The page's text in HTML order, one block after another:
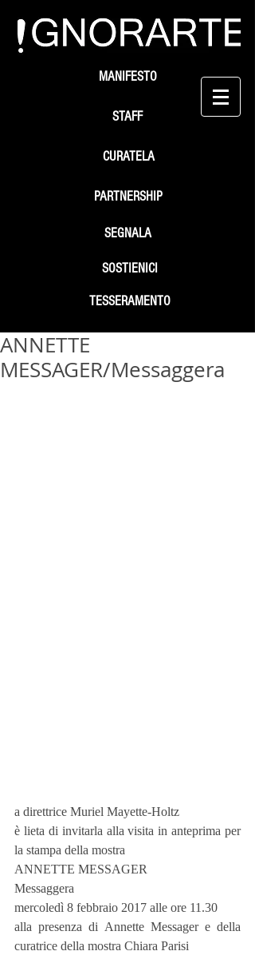
STAFF
SEGNALA
SOSTIENICI
MANIFESTO
PARTNERSHIP
TESSERAMENTO
CURATELA
ANNETTE
MESSAGER/Messaggera
a direttrice Muriel Mayette-Holtz
è lieta di invitarla alla visita in anteprima per
la stampa della mostra
ANNETTE MESSAGER
Messaggera
mercoledì 8 febbraio 2017 alle ore 11.30
alla presenza di Annette Messager e della
curatrice della mostra Chiara Parisi